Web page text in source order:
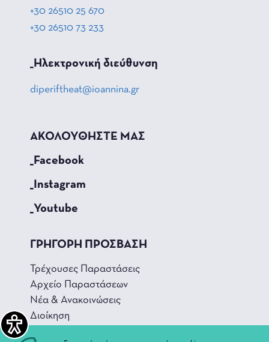
+30 26510 25 670
+30 26510 73 233
_Hλεκτρονική διεύθυνση
diperiftheat@ioannina.gr
ΑΚΟΛΟΥΘΗΣΤΕ ΜΑΣ
_Facebook
_Instagram
_Youtube
ΓΡΗΓΟΡΗ ΠΡΟΣΒΑΣΗ
Τρέχουσες Παραστάσεις
Αρχείο Παραστάσεων
Νέα & Ανακοινώσεις
Διοίκηση